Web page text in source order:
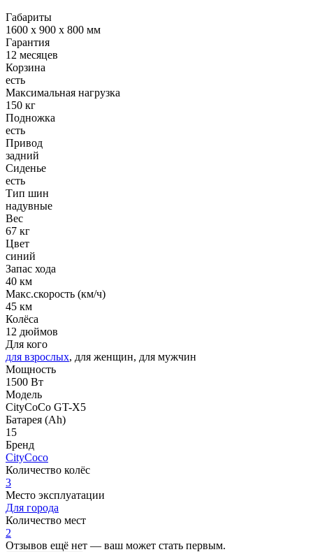
Габариты
1600 х 900 х 800 мм
Гарантия
12 месяцев
Корзина
есть
Максимальная нагрузка
150 кг
Подножка
есть
Привод
задний
Сиденье
есть
Тип шин
надувные
Вес
67 кг
Цвет
синий
Запас хода
40 км
Макс.скорость (км/ч)
45 км
Колёса
12 дюймов
Для кого
для взрослых, для женщин, для мужчин
Мощность
1500 Вт
Модель
CityCoCo GT-X5
Батарея (Ah)
15
Бренд
CityCoco
Количество колёс
3
Место эксплуатации
Для города
Количество мест
2
Отзывов ещё нет — ваш может стать первым.